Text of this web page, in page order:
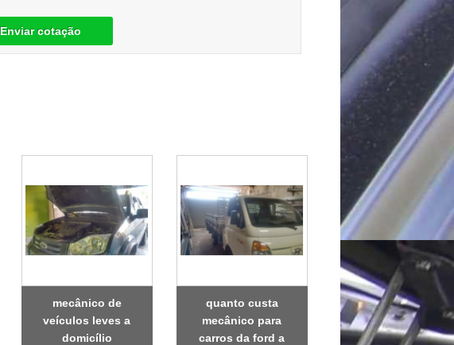
Enviar cotação
mecânico de
veículos leves a
domicílio
quanto custa
mecânico para
carros da ford a